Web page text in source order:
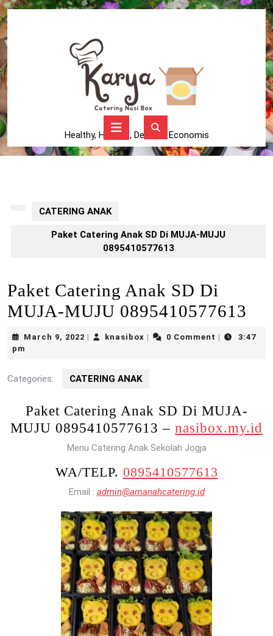
Skip
to
content
Healthy, Higienis, Delicius, Economis
Button
CATERING ANAK
Paket Catering Anak SD Di MUJA-MUJU
0895410577613
Paket Catering Anak SD Di
MUJA-MUJU 0895410577613
March 9, 2022 Marchknasibox knasibox0 Comment
3:47
pm
Categories: CATERING ANAK
Paket Catering Anak SD Di MUJA-
MUJU 0895410577613 – nasibox.my.id
Menu Catering Anak Sekolah Jogja
WA/TELP. 0895410577613
Email : admin@amanahcatering.id